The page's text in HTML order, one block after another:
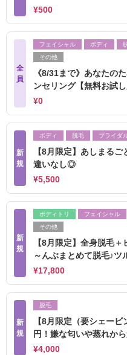
¥500
全
員
フェイシャル ボディ
その他
《8/31まで》あなたの
ンセリング【無料お試し
¥0
新
規
ボディ 脱毛 ブライダ
【8月限定】あしまる
違いなし◎
¥5,500
新
規
ボディトリ フェイシャル
その他
【8月限定】全身脱毛
～んぶまとめて脱毛♪ツ
¥17,800
新
規
脱毛
【8月限定（要シェー
円！嫌な匂いや蒸れか
¥4,000